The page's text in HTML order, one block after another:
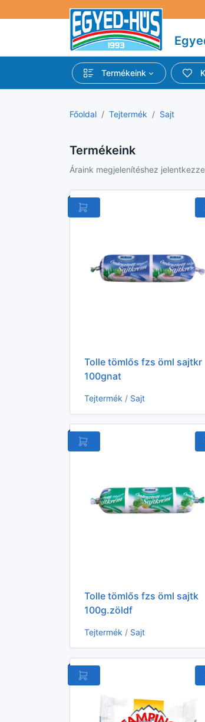
Termékeink
Főoldal Tejtermék Sajt
Termékeink
Áraink megjelenítéshez
Tolle tömlős fzs öml sajtkr
100gnat
Tejtermék / Sajt
Tolle tömlős fzs öml sajtk
100g.zöldf
Tejtermék / Sajt